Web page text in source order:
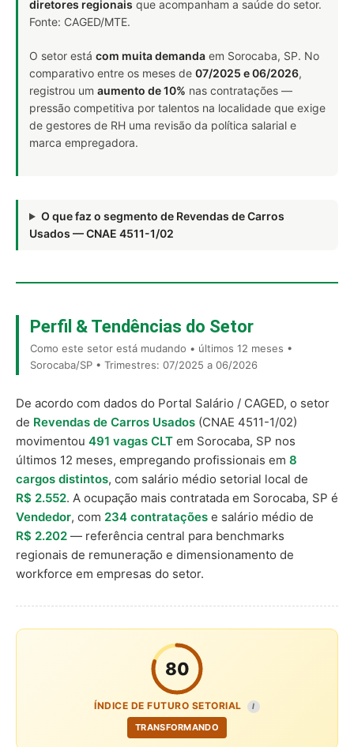
diretores regionais que acompanham a saúde do setor.
Fonte: CAGED/MTE.
O setor está com muita demanda em Sorocaba, SP. No
comparativo entre os meses de 07/2025 e 06/2026,
registrou um aumento de 10% nas contratações —
pressão competitiva por talentos na localidade que exige
de gestores de RH uma revisão da política salarial e
marca empregadora.
O que faz o segmento de Revendas de Carros
Usados — CNAE 4511-1/02
Perfil & Tendências do Setor
Como este setor está mudando • últimos 12 meses •
Sorocaba/SP • Trimestres: 07/2025 a 06/2026
De acordo com dados do Portal Salário / CAGED, o setor
de Revendas de Carros Usados (CNAE 4511-1/02)
movimentou 491 vagas CLT em Sorocaba, SP nos
últimos 12 meses, empregando profissionais em 8
cargos distintos, com salário médio setorial local de
R$ 2.552. A ocupação mais contratada em Sorocaba, SP é
Vendedor, com 234 contratações e salário médio de
R$ 2.202 — referência central para benchmarks
regionais de remuneração e dimensionamento de
workforce em empresas do setor.
80
ÍNDICE DE FUTURO SETORIAL I
TRANSFORMANDO